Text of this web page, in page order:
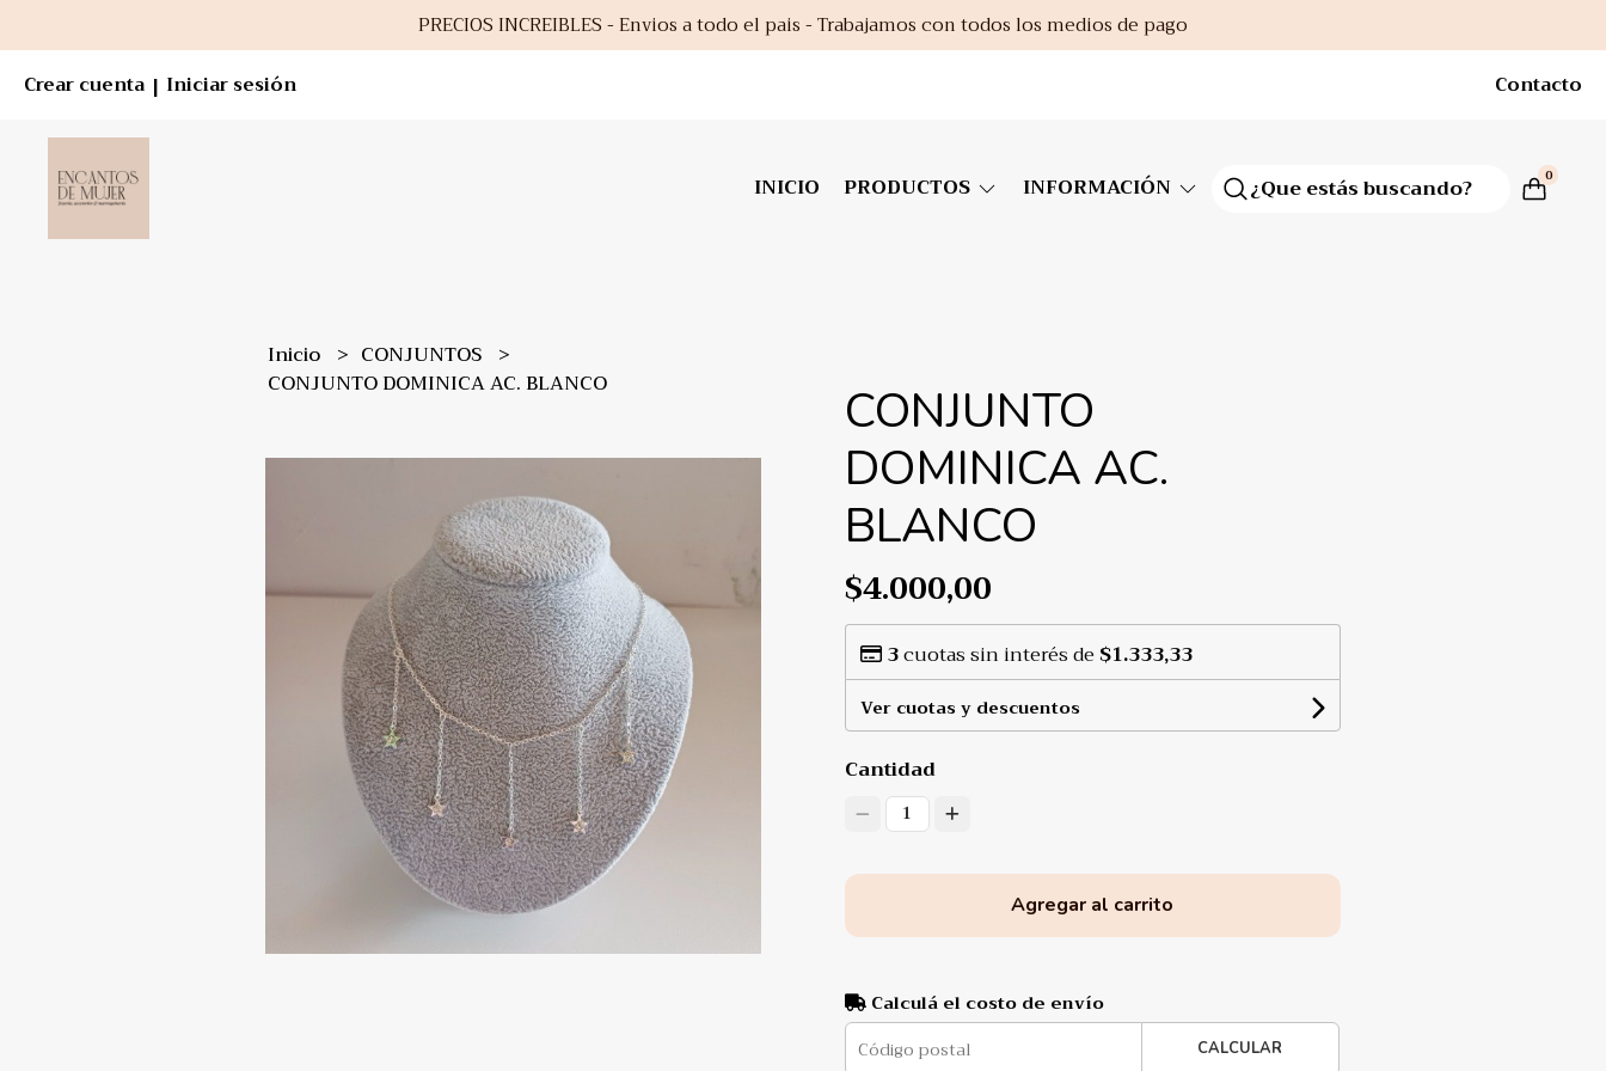
PRECIOS INCREIBLES - Envios a todo el pais - Trabajamos con todos los medios de pago
Crear cuenta | Iniciar sesión Contacto
INICIO PRODUCTOS INFORMACIÓN 0
Inicio
CONJUNTOS
CONJUNTO DOMINICA AC. BLANCO
CONJUNTO
DOMINICA AC.
BLANCO
$4.000,00
3cuotas sin interés de $1.333,33
Ver cuotas y descuentos
Cantidad
1
Agregar al carrito
Calculá el costo de envío
CALCULAR